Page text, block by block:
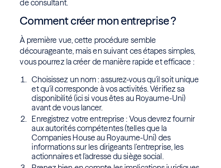
de consultant.
Comment créer mon entreprise ?
À première vue, cette procédure semble
décourageante, mais en suivant ces étapes simples,
vous pourrez la créer de manière rapide et efficace :
Choisissez un nom : assurez-vous qu'il soit unique
et qu'il corresponde à vos activités. Vérifiez sa
disponibilité (ici si vous êtes au Royaume-Uni)
avant de vous lancer.
Enregistrez votre entreprise : Vous devrez fournir
aux autorités compétentes (telles que la
Companies House au Royaume-Uni) des
informations sur les dirigeants l’entreprise, les
actionnaires et l'adresse du siège social.